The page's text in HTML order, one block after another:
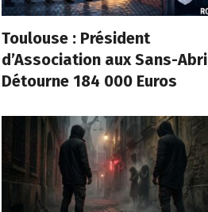
Toulouse : Président
d’Association aux Sans-Abri
Détourne 184 000 Euros